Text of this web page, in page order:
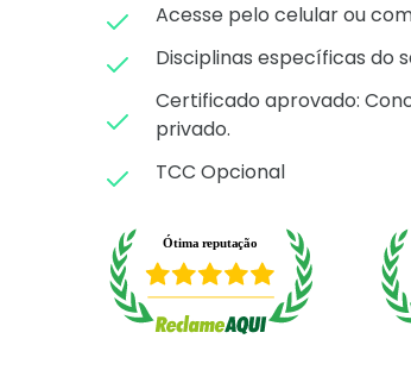
Acesse pelo celular ou
Disciplinas específicas do
Certificado aprovado: C
privado.
TCC Opcional